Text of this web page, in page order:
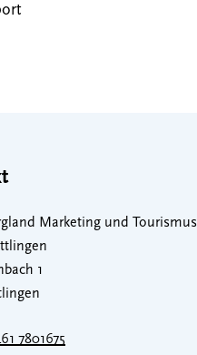
Marketing und Tourismus
1
7801675